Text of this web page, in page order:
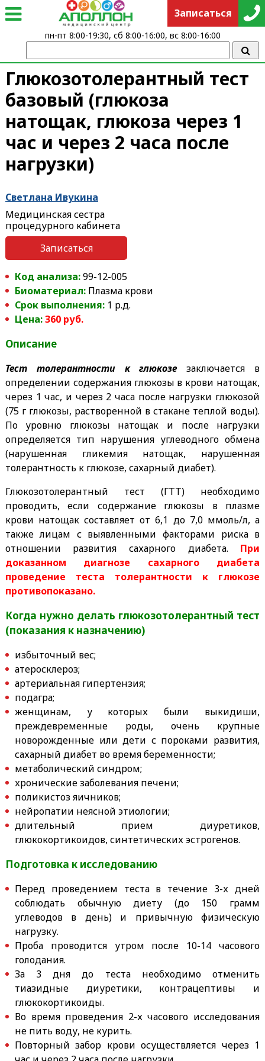
Глюкозотолерантный тест
базовый (глюкоза
натощак, глюкоза через 1
час и через 2 часа после
нагрузки)
Светлана Ивукина
Медицинская сестра
процедурного кабинета
Записаться
Код анализа:99-12-005
Биоматериал: Плазма крови
Срок выполнения:1 р.д.
Цена:360 руб.
Описание
Тест толерантности к глюкозезаключается в
определении содержания глюкозы в крови натощак,
через 1 час, и через 2 часа после нагрузки глюкозой
(75 г глюкозы, растворенной в стакане теплой воды).
По уровню глюкозы натощак и после нагрузки
определяется тип нарушения углеводного обмена
(нарушенная гликемия натощак, нарушенная
толерантность к глюкозе, сахарный диабет).
Глюкозотолерантный тест (ГТТ) необходимо
проводить, если содержание глюкозы в плазме
крови натощак составляет от 6,1 до 7,0 ммоль/л, а
также лицам с выявленными факторами риска в
отношении развития сахарного диабета. При
доказанном диагнозе сахарного диабета
проведение теста толерантности к глюкозе
противопоказано.
Когда нужно делать глюкозотолерантный тест
(показания к назначению)
избыточный вес;
атеросклероз;
артериальная гипертензия;
подагра;
женщинам, у которых были выкидиши,
преждевременные роды, очень крупные
новорожденные или дети с пороками развития,
сахарный диабет во время беременности;
метаболический синдром;
хронические заболевания печени;
поликистоз яичников;
нейропатии неясной этиологии;
длительный прием диуретиков,
глюкокортикоидов, синтетических эстрогенов.
Подготовка к исследованию
Перед проведением теста в течение 3-х дней
соблюдать обычную диету (до 150 грамм
углеводов в день) и привычную физическую
нагрузку.
Проба проводится утром после 10-14 часового
голодания.
За 3 дня до теста необходимо отменить
тиазидные диуретики, контрацептивы и
глюкокортикоиды.
Во время проведения 2-х часового исследования
не пить воду, не курить.
Повторный забор крови осуществляется через 1
Записаться
пн-пт 8:00-19:30, сб 8:00-16:00, вс 8:00-16:00